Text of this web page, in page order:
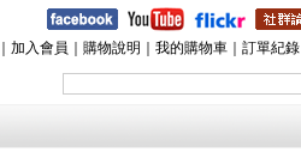
加入會員 購物說明 我的購物車 訂單紀錄